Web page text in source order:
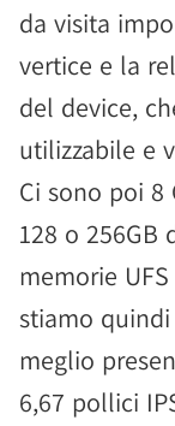
da visita
vertice e la
del device,
utilizzabile e
Ci sono poi 8
128 o 256GB
memorie
stiamo
meglio
6,67 pollici